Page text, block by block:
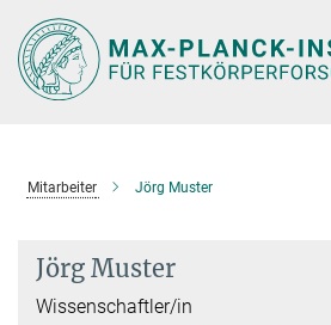
Hauptinhalt
Mitarbeiter Jörg Muster
Jörg Muster
Wissenschaftler/in